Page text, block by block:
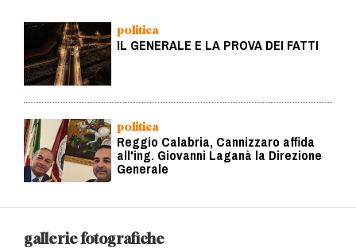
politica
IL GENERALE E LA PROVA DEI FATTI
politica
Reggio Calabria, Cannizzaro affida
all'ing. Giovanni Laganà la Direzione
Generale
gallerie fotografiche